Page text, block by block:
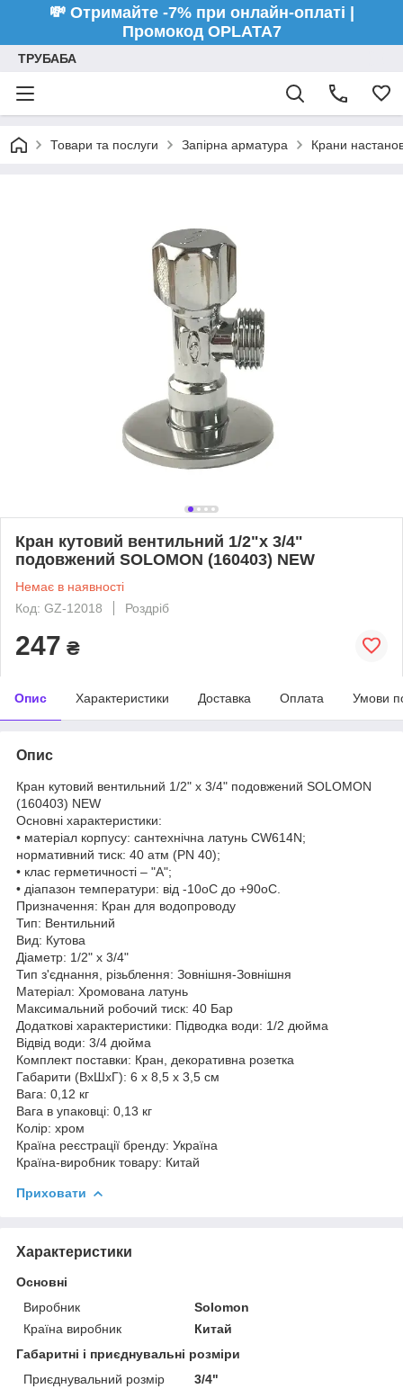
💸 Отримайте -7% при онлайн-оплаті |
Промокод OPLATA7
ТРУБАБА
Товари та послуги Запірна арматура Крани
Кран кутовий вентильний 1/2"х 3/4"
подовжений SOLOMON (160403) NEW
Немає в наявності
Код: GZ-12018
Роздріб
247 ₴
Опис Характеристики Доставка Оплата Умови
Опис
Кран кутовий вентильний 1/2" х 3/4" подовжений SOLOMON
(160403) NEW
Основні характеристики:
• матеріал корпусу: сантехнічна латунь CW614N;
нормативний тиск: 40 атм (РN 40);
• клас герметичності – "А";
• діапазон температури: від -10оС до +90оС.
Призначення: Кран для водопроводу
Тип: Вентильний
Вид: Кутова
Діаметр: 1/2" x 3/4"
Тип з'єднання, різьблення: Зовнішня-Зовнішня
Матеріал: Хромована латунь
Максимальний робочий тиск: 40 Бар
Додаткові характеристики: Підводка води: 1/2 дюйма
Відвід води: 3/4 дюйма
Комплект поставки: Кран, декоративна розетка
Габарити (ВхШхГ): 6 х 8,5 х 3,5 см
Вага: 0,12 кг
Вага в упаковці: 0,13 кг
Колір: хром
Країна реєстрації бренду: Україна
Країна-виробник товару: Китай
Приховати
Характеристики
Основні
Виробник
Solomon
Країна виробник
Китай
Габаритні і приєднувальні розміри
Приєднувальний розмір
3/4"